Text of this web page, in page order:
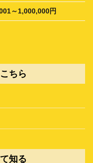
～1,000,000円
ちら
知る